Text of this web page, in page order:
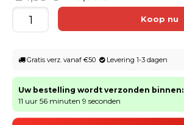
Gratis verz. vanaf €50 Levering 1-3 dagen
Uw bestelling wordt verzonden binnen:
11 uur 56 minuten 9 seconden